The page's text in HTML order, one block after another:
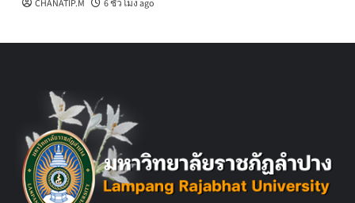
CHANATIP.M 6 ชั่วโมง ago